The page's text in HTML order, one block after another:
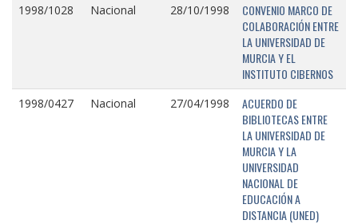
1998/1028 Nacional 28/10/1998
CONVENIO MARCO DE
COLABORACIÓN ENTRE
LA UNIVERSIDAD DE
MURCIA Y EL
INSTITUTO CIBERNOS
1998/0427 Nacional 27/04/1998
ACUERDO DE
BIBLIOTECAS ENTRE
LA UNIVERSIDAD DE
MURCIA Y LA
UNIVERSIDAD
NACIONAL DE
EDUCACIÓN A
DISTANCIA (UNED)